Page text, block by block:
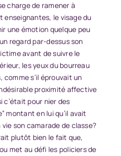
charge de ramener à
enseignantes, le visage du
une émotion quelque peu
regard par-dessus son
avant de suivre le
les yeux du bourreau
s’il éprouvait un
proximité affective
c’était pour nier des
montant en lui qu’il avait
son camarade de classe?
plutôt bien le fait que,
met au défi les policiers de